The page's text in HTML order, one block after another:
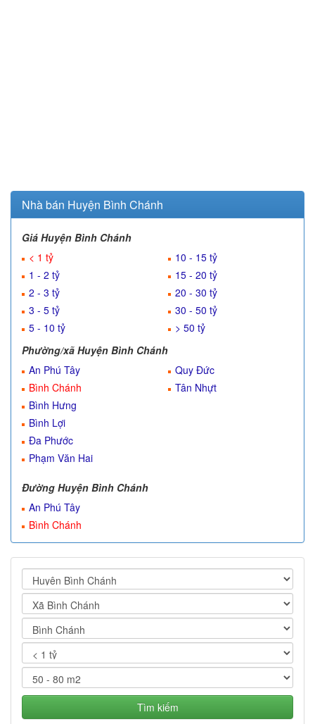
Nhà bán Huyện Bình Chánh
Giá Huyện Bình Chánh
< 1 tỷ
1 - 2 tỷ
2 - 3 tỷ
3 - 5 tỷ
5 - 10 tỷ
10 - 15 tỷ
15 - 20 tỷ
20 - 30 tỷ
30 - 50 tỷ
> 50 tỷ
Phường/xã Huyện Bình Chánh
An Phú Tây
Bình Chánh
Bình Hưng
Bình Lợi
Đa Phước
Phạm Văn Hai
Quy Đức
Tân Nhựt
Đường Huyện Bình Chánh
An Phú Tây
Bình Chánh
Tìm kiếm